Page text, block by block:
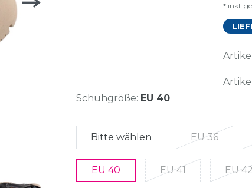
* inkl.
Schuhgröße: EU 40
Bitte wählen EU 36
EU 40 EU 41 EU